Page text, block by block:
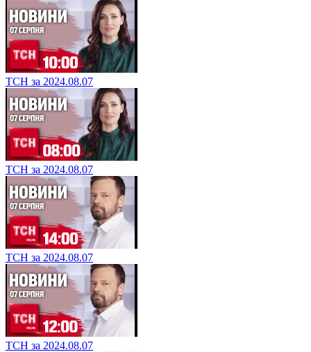
ТСН за 2024.08.07
ТСН за 2024.08.07
ТСН за 2024.08.07
ТСН за 2024.08.07